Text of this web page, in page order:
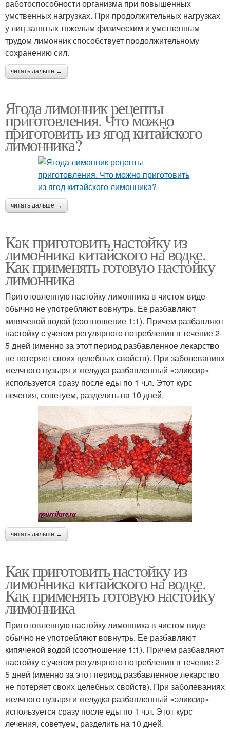
работоспособности организма при повышенных
умственных нагрузках. При продолжительных нагрузках
у лиц занятых тяжелым физическим и умственным
трудом лимонник способствует продолжительному
сохранению сил.
читать дальше →
Ягода лимонник рецепты
приготовления. Что можно
приготовить из ягод китайского
лимонника?
читать дальше →
Как приготовить настойку из
лимонника китайского на водке.
Как применять готовую настойку
лимонника
Приготовленную настойку лимонника в чистом виде
обычно не употребляют вовнутрь. Ее разбавляют
кипяченой водой (соотношение 1:1). Причем разбавляют
настойку с учетом регулярного потребления в течение 2-
5 дней (именно за этот период разбавленное лекарство
не потеряет своих целебных свойств). При заболеваниях
желчного пузыря и желудка разбавленный «эликсир»
используется сразу после еды по 1 ч.л. Этот курс
лечения, советуем, разделить на 10 дней.
читать дальше →
Как приготовить настойку из
лимонника китайского на водке.
Как применять готовую настойку
лимонника
Приготовленную настойку лимонника в чистом виде
обычно не употребляют вовнутрь. Ее разбавляют
кипяченой водой (соотношение 1:1). Причем разбавляют
настойку с учетом регулярного потребления в течение 2-
5 дней (именно за этот период разбавленное лекарство
не потеряет своих целебных свойств). При заболеваниях
желчного пузыря и желудка разбавленный «эликсир»
используется сразу после еды по 1 ч.л. Этот курс
лечения, советуем, разделить на 10 дней.